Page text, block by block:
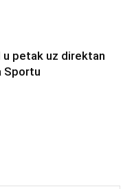
u petak uz direktan
Sportu